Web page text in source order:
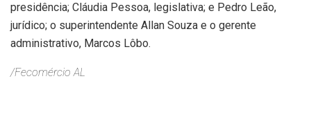
presidência; Cláudia Pessoa, legislativa; e Pedro Leão,
jurídico; o superintendente Allan Souza e o gerente
administrativo, Marcos Lôbo.
/Fecomércio AL